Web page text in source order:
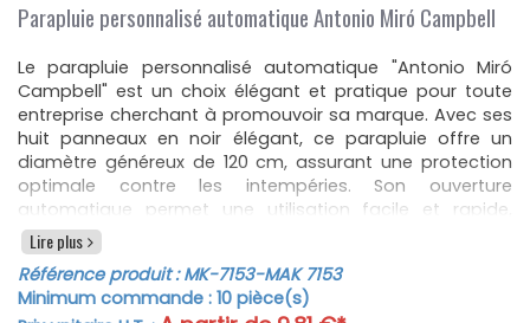
Parapluie personnalisé automatique Antonio Miró Campbell
Le parapluie personnalisé automatique "Antonio Miró
Campbell" est un choix élégant et pratique pour toute
entreprise cherchant à promouvoir sa marque. Avec ses
huit panneaux en noir élégant, ce parapluie offre un
diamètre généreux de 120 cm, assurant une protection
optimale contre les intempéries. Son ouverture
automatique permet une utilisation facile et rapide,
idéale pour les journées pluvieuses.
Fabriqué en pongée résistante, ce parapluie bénéficie
d'un système coupe-vent qui le rend durable et fiable
même par temps venteux. Les baleines métalliques
Lire plus
Référence produit :MK-7153-MAK 7153
Minimum commande : 10 pièce(s)